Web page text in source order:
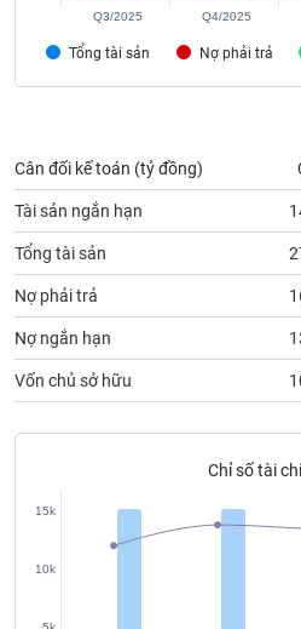
Tổng tài sản Nợ phải trả
Q3/2025 Q4/2025
Cân đối kế toán (tỷ đồng)
Tài sản ngắn hạn
Tổng tài sản
Nợ phải trả
Nợ ngắn hạn
Vốn chủ sở hữu
Chỉ số tài
10k
15k
Đào
Sách
tài
chính
Công